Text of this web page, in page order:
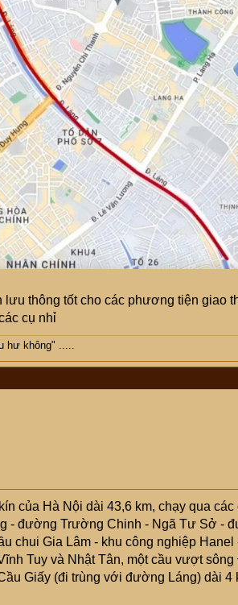
thông tốt cho các phương tiện giao
cụ nhỉ
hư không" .....
của Hà Nội dài 43,6 km, chạy qua các
- đường Trường Chinh - Ngã Tư Sở -
chui Gia Lâm - khu công nghiệp Hanel
Tuy và Nhật Tân, một cầu vượt
Giấy (đi trùng với đường Láng) dài 4